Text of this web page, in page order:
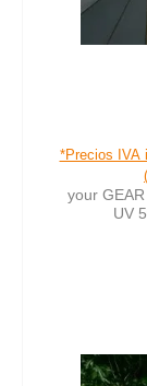
*Precios IVA
your
UV